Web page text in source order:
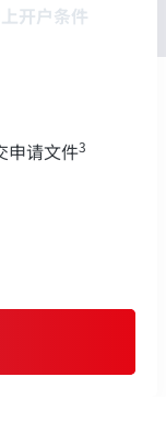
开户条件
申请文件3